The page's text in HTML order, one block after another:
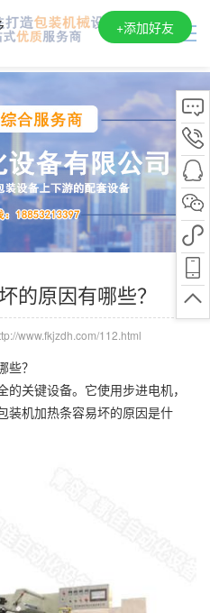
的原因有哪些？
www.fkjzdh.com/112.html
？
关键设备。它使用步进电机，
装机加热条容易坏的原因是什
+添加好友